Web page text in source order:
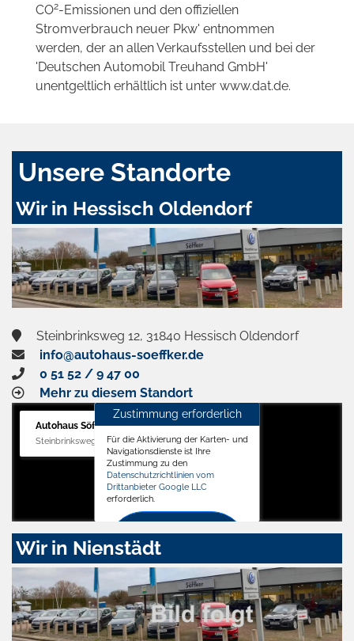
CO2-Emissionen und den offiziellen
Stromverbrauch neuer Pkw' entnommen
werden, der an allen Verkaufsstellen und bei der
'Deutschen Automobil Treuhand GmbH'
unentgeltlich erhältlich ist unter www.dat.de.
Unsere Standorte
Wir in Hessisch Oldendorf
Steinbrinksweg 12, 31840 Hessisch Oldendorf
info@autohaus-soeffker.de
0 51 52 / 9 47 00
Mehr zu diesem Standort
Autohaus Söffker GmbH
Steinbrinksweg 12, 31840 Hessisch Oldendorf
Zustimmung erforderlich
Für die Aktivierung der Karten- und
Navigationsdienste ist Ihre
Zustimmung zu den
Datenschutzrichtlinien vom
Drittanbieter Google LLC
erforderlich.
Zustimmen
aktivieren
Wir in Nienstädt